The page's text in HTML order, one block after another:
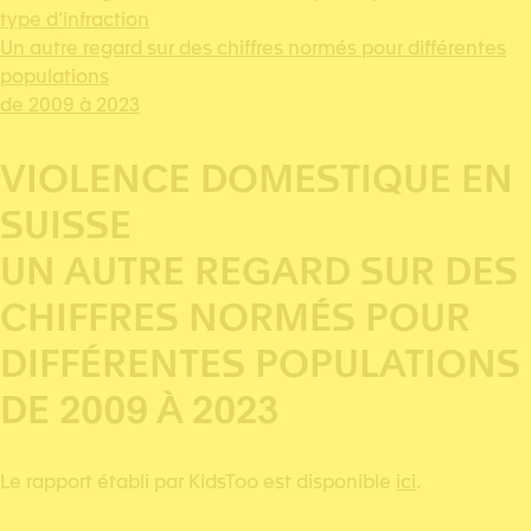
type d’infraction
Un autre regard sur des chiffres normés pour différentes
populations
de 2009 à 2023
VIOLENCE DOMESTIQUE EN
SUISSE
UN AUTRE REGARD SUR DES
CHIFFRES NORMÉS POUR
DIFFÉRENTES POPULATIONS
DE 2009 À 2023
Le rapport établi par KidsToo est disponible ici.